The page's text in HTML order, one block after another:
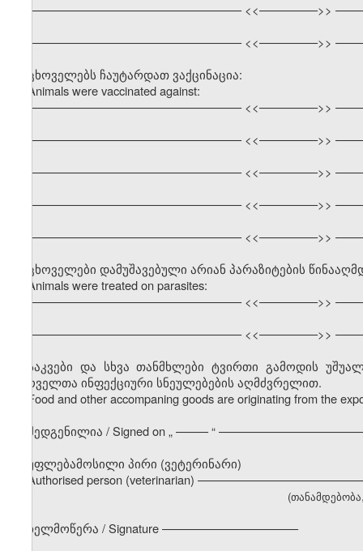
––––––––––––––––––––––––––––––––– <<–––––––––>>
––––––––––––––––––––––––––––––––– <<–––––––––>>
ცხოველებს ჩაუტარდათ ვაქცინაცია:
Animals were vaccinated against:
––––––––––––––––––––––––––––––––– <<–––––––––>>
––––––––––––––––––––––––––––––––– <<–––––––––>>
––––––––––––––––––––––––––––––––– <<–––––––––>>
––––––––––––––––––––––––––––––––– <<–––––––––>>
––––––––––––––––––––––––––––––––– <<–––––––––>>
ცხოველები დამუშავებული არიან პარაზიტების
Animals were treated on parasites:
––––––––––––––––––––––––––––––––– <<–––––––––>>
––––––––––––––––––––––––––––––––– <<–––––––––>>
საკვები და სხვა თანმხლები ტვირთი გამოდის
ცხოველთა ინფექციური სნეულებების აღმძვრელით.
Food and other accompaning goods are originating from the
შედგენილია / Signed on„––––– “
უფლებამოსილი პირი (ვეტერინარი)
Authorised person (veterinarian)
ხელმოწერა / Signature –––––––––––––––––––––